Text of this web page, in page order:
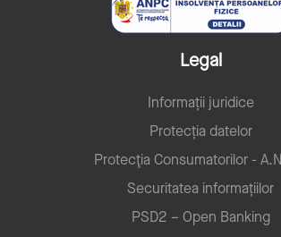
Legal
Informații juridice
Protecția datelor
Protecţia Consumatorilor -
Securitatea informațiilor
PSD2 – Open Banking